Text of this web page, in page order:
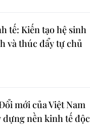
tế: Kiến tạo hệ sinh
và thúc đẩy tự chủ
mới của Việt Nam
dựng nền kinh tế độc